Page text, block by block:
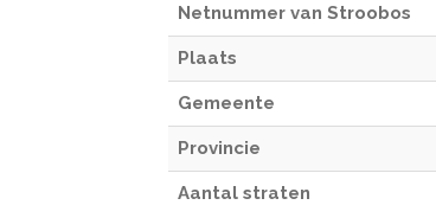
Netnummer van Stroobos
Plaats
Gemeente
Provincie
Aantal straten